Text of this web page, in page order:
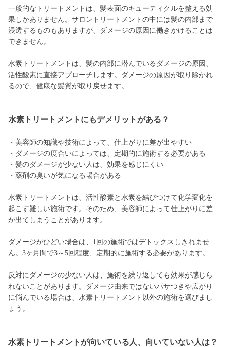
一般的なトリートメントは、髪表面のキューティクルを整える効
果しかありません。サロントリートメントの中には髪の内部まで
浸透するものもありますが、ダメージの原因に働きかけることは
できません。
水素トリートメントは、髪の内部に潜んでいるダメージの原因、
活性酸素に直接アプローチします。ダメージの原因が取り除かれ
るので、健康な髪質が取り戻せます。
水素トリートメントにもデメリットがある？
・美容師の知識や技術によって、仕上がりに差が出やすい
・ダメージの度合いによっては、定期的に施術する必要がある
・髪のダメージが少ない人は、効果を感じにくい
・薬剤の臭いが気になる場合がある
水素トリートメントは、活性酸素と水素を結びつけて化学変化を
起こす難しい施術です。そのため、美容師によって仕上がりに差
が出てしまうことがあります。
ダメージがひどい場合は、1回の施術ではデトックスしきれませ
ん。3ヶ月間で3～5回程度、定期的に施術する必要があります。
反対にダメージの少ない人は、施術を繰り返しても効果が感じら
れないことがあります。ダメージ由来ではないパサつきや広がり
に悩んでいる場合は、水素トリートメント以外の施術を選びまし
ょう。
水素トリートメントが向いている人、向いていない人は？